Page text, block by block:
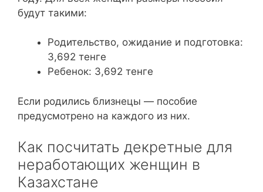
будут такими:
Родительство, ожидание и подготовка:
3,692 тенге
Ребенок: 3,692 тенге
Если родились близнецы — пособие
предусмотрено на каждого из них.
Как посчитать декретные для
неработающих женщин в
Казахстане